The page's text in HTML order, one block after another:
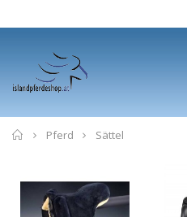
Home
Pferd Sättel